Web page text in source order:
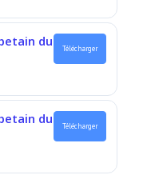
du
Télécharger
du
Télécharger